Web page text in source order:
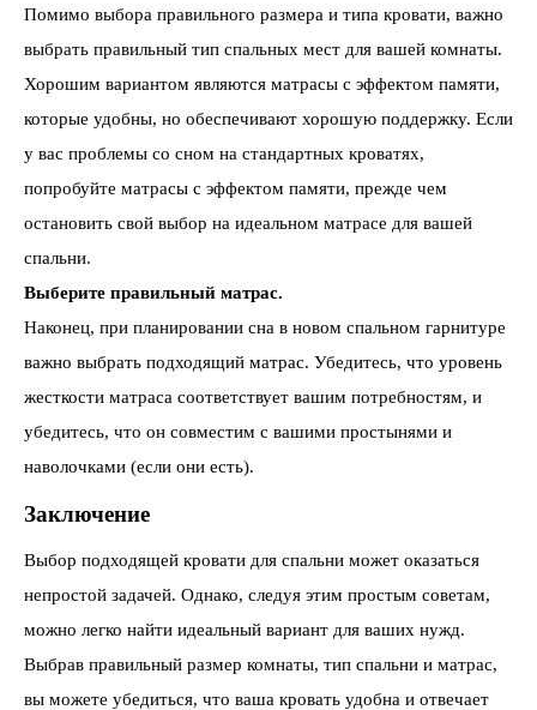
Помимо выбора правильного размера и типа кровати, важно
выбрать правильный тип спальных мест для вашей комнаты.
Хорошим вариантом являются матрасы с эффектом памяти,
которые удобны, но обеспечивают хорошую поддержку. Если
у вас проблемы со сном на стандартных кроватях,
попробуйте матрасы с эффектом памяти, прежде чем
остановить свой выбор на идеальном матрасе для вашей
спальни.
Выберите правильный матрас.
Наконец, при планировании сна в новом спальном гарнитуре
важно выбрать подходящий матрас. Убедитесь, что уровень
жесткости матраса соответствует вашим потребностям, и
убедитесь, что он совместим с вашими простынями и
наволочками (если они есть).
Заключение
Выбор подходящей кровати для спальни может оказаться
непростой задачей. Однако, следуя этим простым советам,
можно легко найти идеальный вариант для ваших нужд.
Выбрав правильный размер комнаты, тип спальни и матрас,
вы можете убедиться, что ваша кровать удобна и отвечает